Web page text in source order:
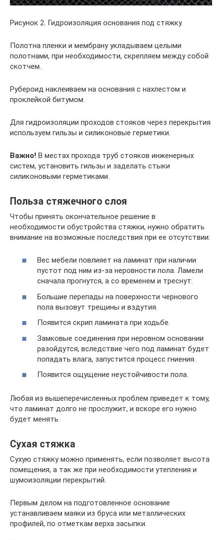
Рисунок 2. Гидроизоляция основания под стяжку.
Полотна пленки и мембрану укладываем целыми
полотнами, при необходимости, скрепляем между собой
скотчем.
Рубероид наклеиваем на основания с нахлестом и
проклейкой битумом.
Для гидроизоляции проходов стояков через перекрытия
используем гильзы и силиконовые герметики.
Важно! В местах прохода труб стояков инженерных
систем, установить гильзы и заделать стыки
силиконовыми герметиками.
Польза стяжечного слоя
Чтобы принять окончательное решение в
необходимости обустройства стяжки, нужно обратить
внимание на возможные последствия при ее отсутствии:
Вес мебели повлияет на ламинат при наличии
пустот под ним из-за неровности пола. Ламели
сначала прогнутся, а со временем и треснут.
Большие перепады на поверхности чернового
пола вызовут трещины и вздутия.
Появится скрип ламината при ходьбе.
Замковые соединения при неровном основании
разойдутся, вследствие чего под ламинат будет
попадать влага, запустится процесс гниения.
Появится ощущение неустойчивости пола.
Любая из вышеперечисленных проблем приведет к тому,
что ламинат долго не прослужит, и вскоре его нужно
будет менять.
Сухая стяжка
Сухую стяжку можно применять, если позволяет высота
помещения, а так же при необходимости утепления и
шумоизоляции перекрытий.
Первым делом на подготовленное основание
устанавливаем маяки из бруса или металлических
профилей, по отметкам верха засыпки.